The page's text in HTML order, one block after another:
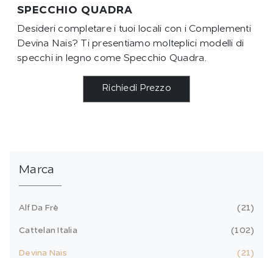
SPECCHIO QUADRA
Desideri completare i tuoi locali con i Complementi
Devina Nais? Ti presentiamo molteplici modelli di
specchi in legno come Specchio Quadra.
Richiedi Prezzo
Marca
Alf Da Frè 21
Cattelan Italia 102
Devina Nais 21